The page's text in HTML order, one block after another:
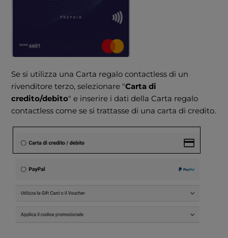
Se si utilizza una Carta regalo contactless di un
rivenditore terzo, selezionare "Carta di
credito/debito" e inserire i dati della Carta regalo
contactless come se si trattasse di una carta di credito.